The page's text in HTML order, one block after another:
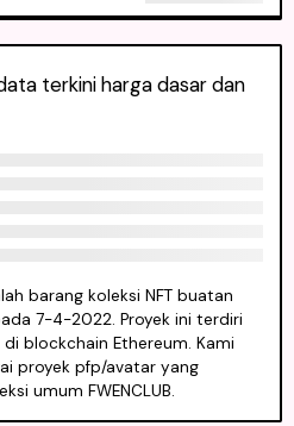
terkini harga dasar dan
barang koleksi NFT buatan
7-4-2022. Proyek ini terdiri
blockchain Ethereum. Kami
proyek pfp/avatar yang
umum FWENCLUB.